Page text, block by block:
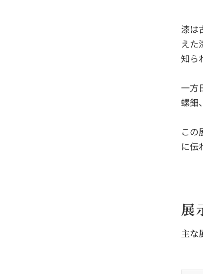
漆は
えた
知ら
一方
螺鈿
この
に伝
展
主な